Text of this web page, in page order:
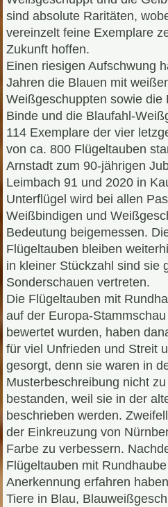
sind absolute Raritäten,
vereinzelt feine Exemplare
Zukunft hoffen.
Einen riesigen Aufschwung
Jahren die Blauen mit
Weißgeschuppten sowie die
Binde und die Blaufahl-
114 Exemplare der vier
von ca. 800 Flügeltauben
Arnstadt zum 90-jährigen
Leimbach 91 und 2020 in
Unterflügel wird bei allen
Weißbindigen und
Bedeutung beigemessen.
Flügeltauben bleiben
in kleiner Stückzahl sind sie
Sonderschauen vertreten.
Die Flügeltauben mit
auf der Europa-
bewertet wurden, haben
für viel Unfrieden und Streit
gesorgt, denn sie waren in
Musterbeschreibung nicht
bestanden, weil sie in der
beschrieben werden.
der Einkreuzung von
Farbe zu verbessern.
Flügeltauben mit
Anerkennung erfahren
Tiere in Blau,